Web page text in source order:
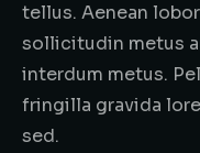
tellus. Aenean
sollicitudin metus
interdum metus.
fringilla gravida
sed.